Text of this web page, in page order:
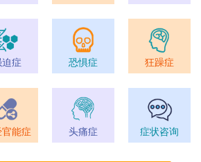
症 恐惧症 狂躁症
能症 头痛症 症状咨询